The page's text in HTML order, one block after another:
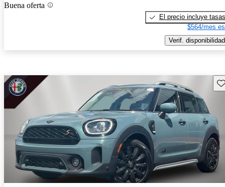
Buena oferta
El precio incluye tasas
$564/mes
Verif. disponibilidad